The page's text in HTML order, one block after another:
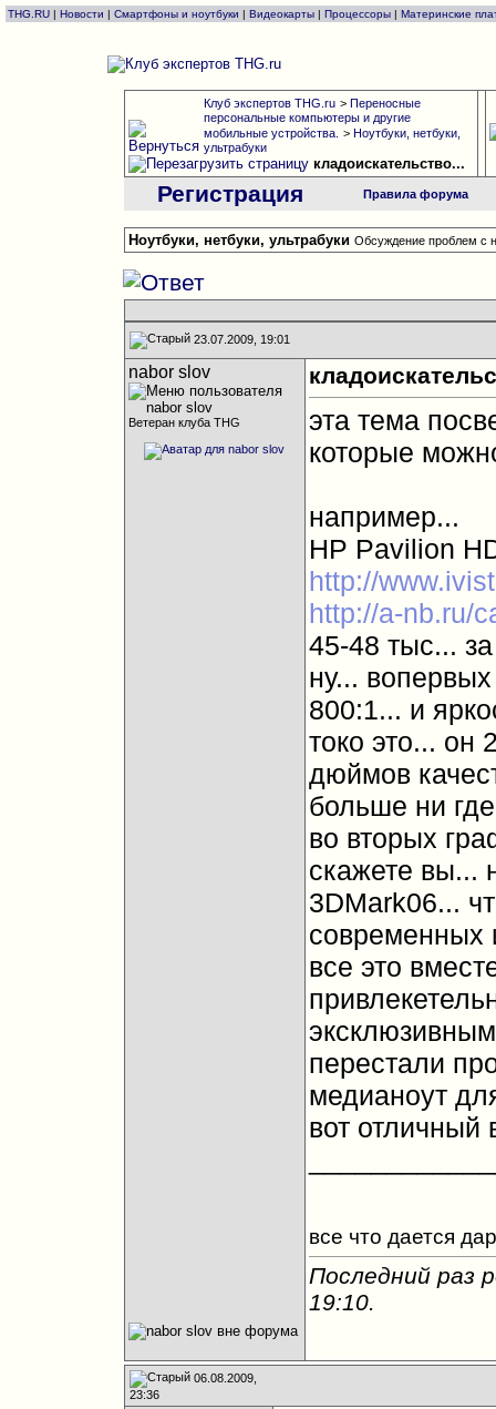
THG.RU | Новости | Смартфоны и ноутбуки | Видеокарты | Процессоры | Материнские
Клуб экспертов THG.ru > Переносные
персональные компьютеры и другие
мобильные устройства. > Ноутбуки, нетбуки,
ультрабуки
кладоискательство...
Регистрация Правила форума
Ноутбуки, нетбуки, ультрабуки Обсуждение проблем с
23.07.2009, 19:01
nabor slov
Ветеран клуба THG
эта тема
которые
например...
HP Pavilion
http://
http://a-nb.ru/
45-48 тыс...
ну...
800:1... и
токо это... он
дюймов
больше ни
во вторых
скажете вы...
3DMark06...
современных
все это
перестали
медианоут
вот отличный
все что дается
Последний раз
19:10.
06.08.2009,
23:36